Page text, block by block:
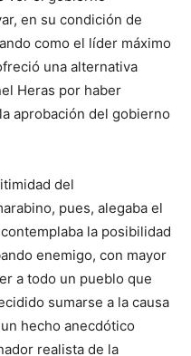
en su condición de
como el líder máximo
una alternativa
Heras por haber
aprobación del gobierno
del
pues, alegaba el
la posibilidad
enemigo, con mayor
a todo un pueblo que
sumarse a la causa
hecho anecdótico
realista de la